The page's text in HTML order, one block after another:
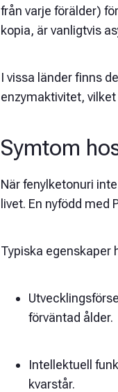
från varje förälder)
kopia, är vanligtvis
I vissa länder finns
enzymaktivitet,
Symtom
När fenylketonuri
livet. En nyfödd med
Typiska egenskaper
förväntad ålder.
Intellektuell
kvarstår.